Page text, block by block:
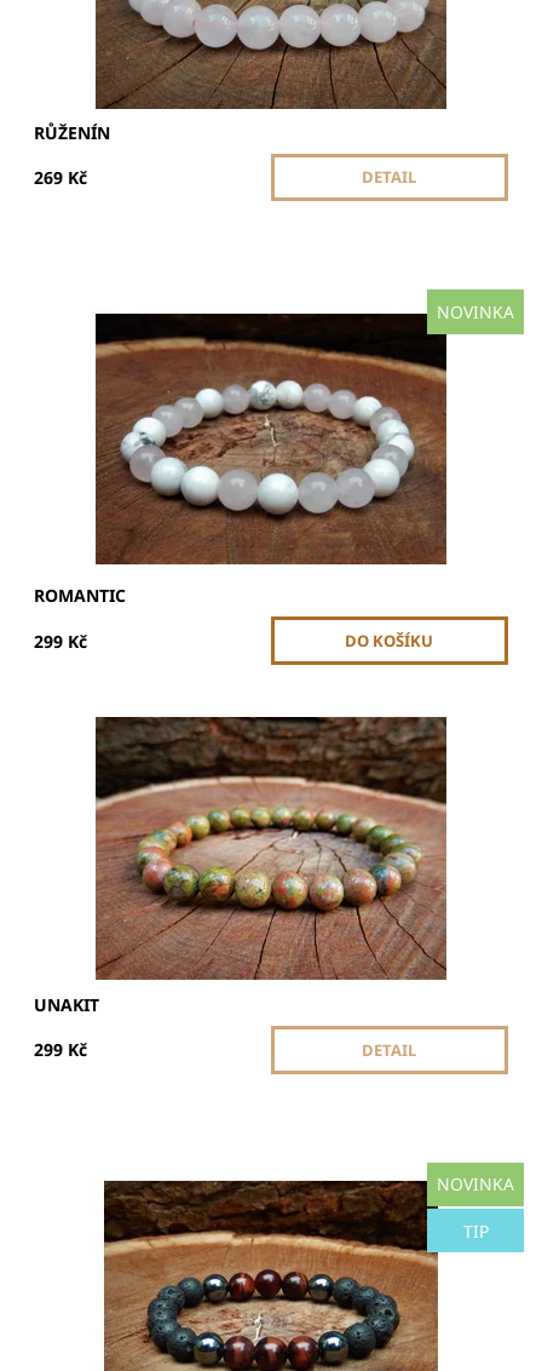
RŮŽENÍN
269 Kč
DETAIL
NOVINKA
Velikost korálků je 8 mm a celková velikost náramku je 17-
18 cm. Korálky jsou navlečeny na dvojité gumičce.
Náramek je pružný, díky gumičce má univerzální velikost.
Dostupnost:
Skladem
ROMANTIC
299 Kč
Unakit podporuje emocionální rovnováhu, vnitřní klid a
sebeuzdravení. Pomáhá s uvolněním stresu a
harmonizací těla i mysli.
Dostupnost:
Vyprodáno
UNAKIT
299 Kč
DETAIL
NOVINKA
TIP
Náramek Eireen z Býčího oka, Hematitu a Lávového
kamene přinášejí harmonii, sílu a ochranu. Posilují
odvahu, stabilitu a pomáhají odrazit negativní vlivy.
Dostupnost:
Skladem